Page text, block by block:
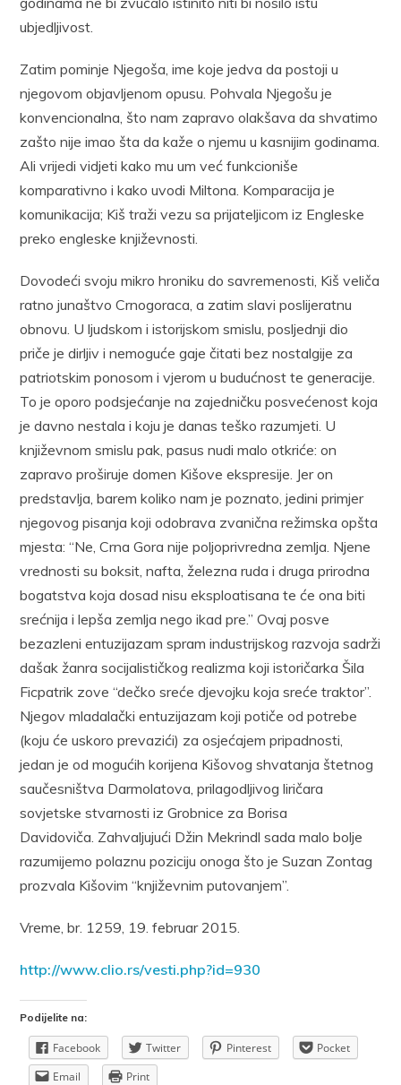
ubjedljivost.
Zatim pominje Njegoša, ime koje jedva da postoji u
njegovom objavljenom opusu. Pohvala Njegošu je
konvencionalna, što nam zapravo olakšava da shvatimo
zašto nije imao šta da kaže o njemu u kasnijim godinama.
Ali vrijedi vidjeti kako mu um već funkcioniše
komparativno i kako uvodi Miltona. Komparacija je
komunikacija; Kiš traži vezu sa prijateljicom iz Engleske
preko engleske književnosti.
Dovodeći svoju mikro hroniku do savremenosti, Kiš veliča
ratno junaštvo Crnogoraca, a zatim slavi poslijeratnu
obnovu. U ljudskom i istorijskom smislu, posljednji dio
priče je dirljiv i nemoguće gaje čitati bez nostalgije za
patriotskim ponosom i vjerom u budućnost te generacije.
To je oporo podsjećanje na zajedničku posvećenost koja
je davno nestala i koju je danas teško razumjeti. U
književnom smislu pak, pasus nudi malo otkriće: on
zapravo proširuje domen Kišove ekspresije. Jer on
predstavlja, barem koliko nam je poznato, jedini primjer
njegovog pisanja koji odobrava zvanična režimska opšta
mjesta: “Ne, Crna Gora nije poljoprivredna zemlja. Njene
vrednosti su boksit, nafta, železna ruda i druga prirodna
bogatstva koja dosad nisu eksploatisana te će ona biti
srećnija i lepša zemlja nego ikad pre.” Ovaj posve
bezazleni entuzijazam spram industrijskog razvoja sadrži
dašak žanra socijalističkog realizma koji istoričarka Šila
Ficpatrik zove “dečko sreće djevojku koja sreće traktor”.
Njegov mladalački entuzijazam koji potiče od potrebe
(koju će uskoro prevazići) za osjećajem pripadnosti,
jedan je od mogućih korijena Kišovog shvatanja štetnog
saučesništva Darmolatova, prilagodljivog liričara
sovjetske stvarnosti iz Grobnice za Borisa
Davidoviča. Zahvaljujući Džin Mekrindl sada malo bolje
razumijemo polaznu poziciju onoga što je Suzan Zontag
prozvala Kišovim “književnim putovanjem”.
Vreme, br. 1259, 19. februar 2015.
http://www.clio.rs/vesti.php?id=930
Podijelite na:
Facebook Twitter Pinterest
Pocket
Email
Print